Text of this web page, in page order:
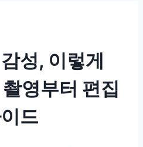
성, 이렇게
영부터 편집
드